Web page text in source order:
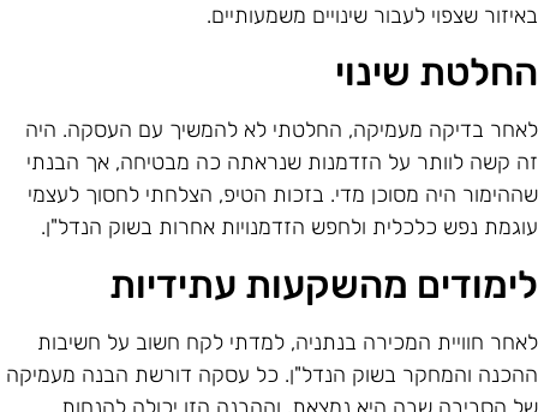
שצפוי לעבור שינויים משמעותיים.
שינוי
בדיקה מעמיקה, החלטתי לא להמשיך עם העסקה. היה
קשה לוותר על הזדמנות שנראתה כה מבטיחה, אך הבנתי
היה מסוכן מדי. בזכות הטיפ, הצלחתי לחסוך לעצמי
נפש כלכלית ולחפש הזדמנויות אחרות בשוק הנדל"ן.
מהשקעות עתידיות
חוויית המכירה בנתניה, למדתי לקח חשוב על חשיבות
והמחקר בשוק הנדל"ן. כל עסקה דורשת הבנה מעמיקה
הסביבה שבה היא נמצאת, וההבנה הזו יכולה להנחות